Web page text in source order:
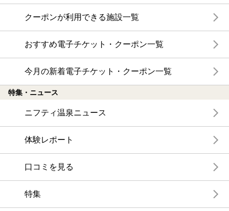
クーポンが利用できる施設一覧
おすすめ電子チケット・クーポン一覧
今月の新着電子チケット・クーポン一覧
特集・ニュース
ニフティ温泉ニュース
体験レポート
口コミを見る
特集